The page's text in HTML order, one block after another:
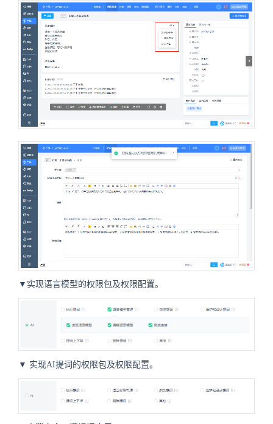
▼实现语言模型的权限包及权限配置。
▼ 实现AI提词的权限包及权限配置。